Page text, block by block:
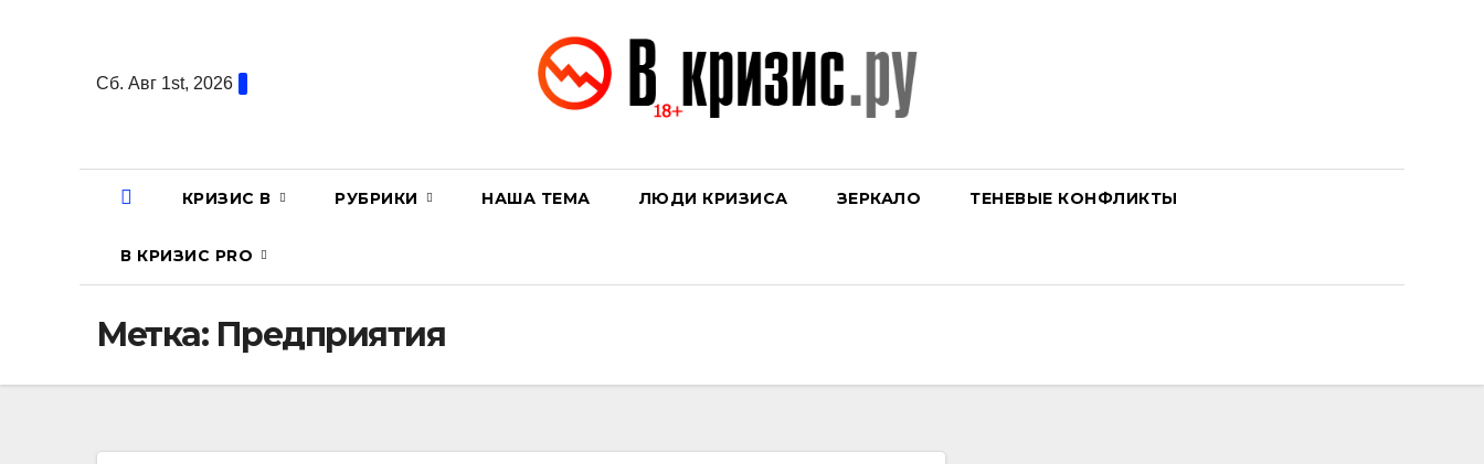
содержаниюСб. Авг 1st, 2026
КРИЗИС В РУБРИКИ НАША ТЕМА ЛЮДИ КРИЗИСА ЗЕРКАЛО ТЕНЕВЫЕ КОНФЛИКТЫ
В КРИЗИС PRO
Метка: Предприятия